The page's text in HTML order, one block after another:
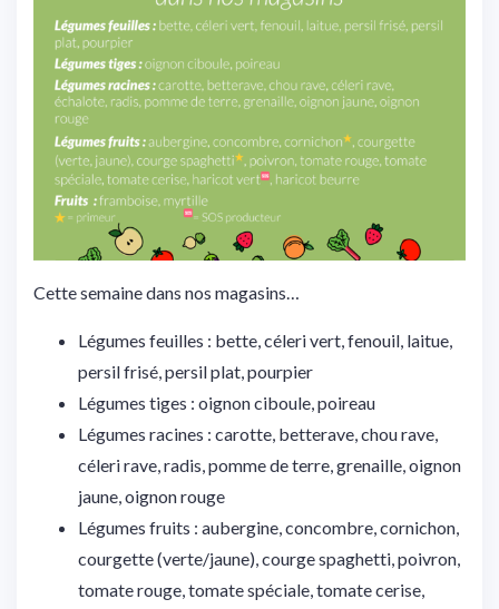
Cette semaine dans nos magasins…
Légumes feuilles : bette, céleri vert, fenouil, laitue,
persil frisé, persil plat, pourpier
Légumes tiges : oignon ciboule, poireau
Légumes racines : carotte, betterave, chou rave,
céleri rave, radis, pomme de terre, grenaille, oignon
jaune, oignon rouge
Légumes fruits : aubergine, concombre, cornichon,
courgette (verte/jaune), courge spaghetti, poivron,
tomate rouge, tomate spéciale, tomate cerise,